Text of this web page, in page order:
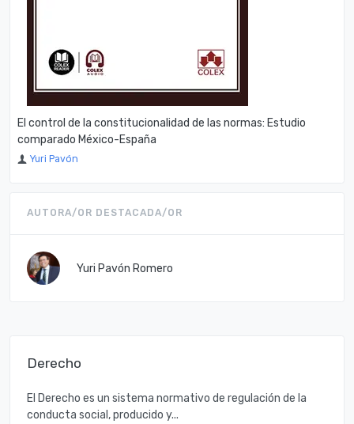
El control de la constitucionalidad de las normas: Estudio
comparado México-España
Yuri Pavón
AUTORA/OR DESTACADA/OR
Yuri Pavón Romero
Derecho
El Derecho es un sistema normativo de regulación de la
conducta social, producido y...